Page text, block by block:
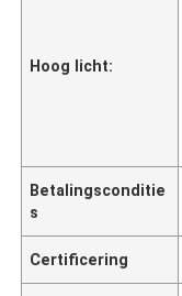
Hoog licht:
Betalingsconditie
s
Certificering